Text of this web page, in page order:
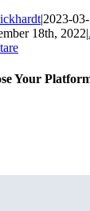
|2023-03-
18th, 2022|
Your